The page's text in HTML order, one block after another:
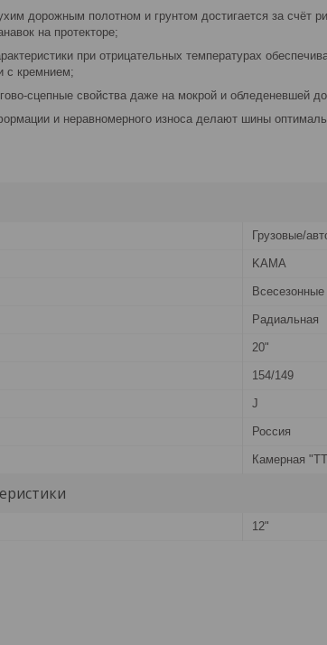
дорожным полотном и грунтом достигается за счёт
на протекторе;
при отрицательных температурах
с кремнием;
сцепные свойства даже на мокрой и обледеневшей
и неравномерного износа делают шины
Грузовые/
KAMA
Радиальная
20"
154/149
J
Россия
Камерная
12"